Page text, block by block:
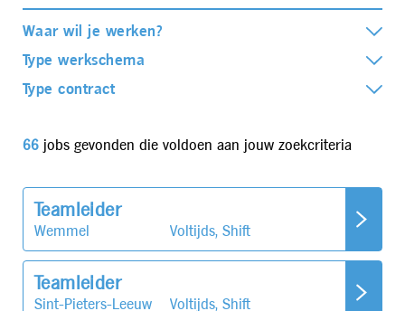
Waar wil je werken?
Type werkschema
Type contract
66 jobs gevonden die voldoen aan jouw zoekcriteria
Teamleider
Wemmel Voltijds, Shift
Teamleider
Sint-Pieters-Leeuw Voltijds, Shift